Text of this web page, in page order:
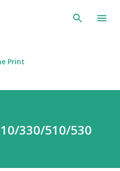
content
Print
330/510/530